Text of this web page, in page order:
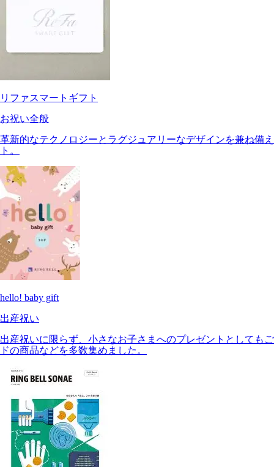
リファスマートギフト
お祝い全般
革新的なテクノロジーとラグジュアリーなデザインを兼ね備
ト。
hello! baby gift
出産祝い
出産祝いに限らず、小さなお子さまへのプレゼントとしても
ドの商品などを多数集めました。